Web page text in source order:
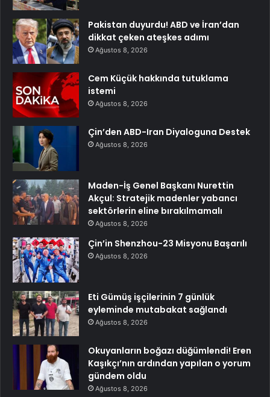
Pakistan duyurdu! ABD ve İran’dan
dikkat çeken ateşkes adımı
Ağustos 8, 2026
Cem Küçük hakkında tutuklama
istemi
Ağustos 8, 2026
Çin’den ABD-Iran Diyaloguna Destek
Ağustos 8, 2026
Maden-İş Genel Başkanı Nurettin
Akçul: Stratejik madenler yabancı
sektörlerin eline bırakılmamalı
Ağustos 8, 2026
Çin’in Shenzhou-23 Misyonu Başarılı
Ağustos 8, 2026
Eti Gümüş işçilerinin 7 günlük
eyleminde mutabakat sağlandı
Ağustos 8, 2026
Okuyanların boğazı düğümlendi! Eren
Kaşıkçı’nın ardından yapılan o yorum
gündem oldu
Ağustos 8, 2026